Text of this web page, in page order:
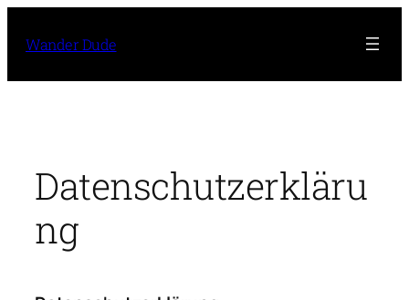
Inhalt
Wander Dude
Datenschutzerkläru
ng